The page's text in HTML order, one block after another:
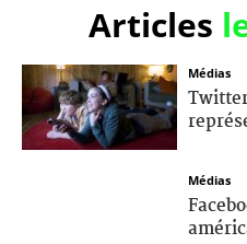
Articles
Médias
Médias